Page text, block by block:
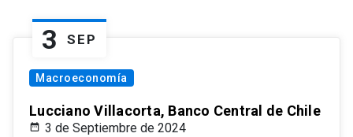
3 SEP
Macroeconomía
Lucciano Villacorta, Banco Central de Chile
3 de Septiembre de 2024